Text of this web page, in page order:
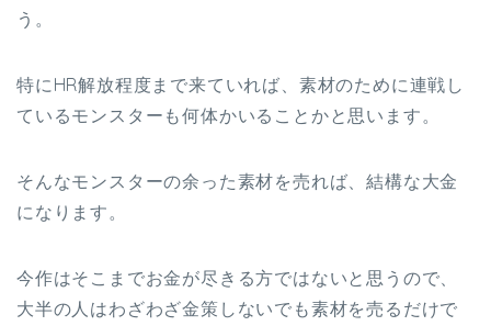
う。
特にHR解放程度まで来ていれば、素材のために連戦し
ているモンスターも何体かいることかと思います。
そんなモンスターの余った素材を売れば、結構な大金
になります。
今作はそこまでお金が尽きる方ではないと思うので、
大半の人はわざわざ金策しないでも素材を売るだけで